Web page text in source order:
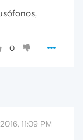
0
11:09 PM